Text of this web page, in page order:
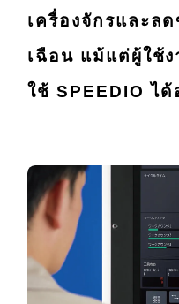
เครื่องจักรและล
เฉือน แม้แต่ผู้ใช้
ใช้ SPEEDIO ไ